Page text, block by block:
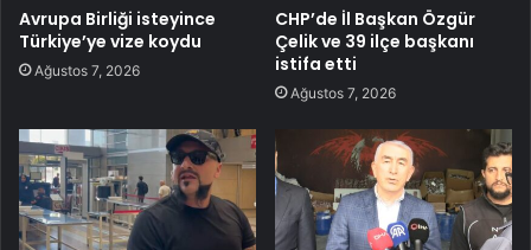
Avrupa Birliği isteyince
Türkiye’ye vize koydu
Ağustos 7, 2026
CHP’de İl Başkan Özgür
Çelik ve 39 ilçe başkanı
istifa etti
Ağustos 7, 2026